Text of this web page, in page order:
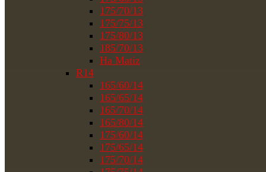
175/70/13
175/75/13
175/80/13
185/70/13
На Matiz
R14
165/60/14
165/65/14
165/70/14
165/80/14
175/60/14
175/65/14
175/70/14